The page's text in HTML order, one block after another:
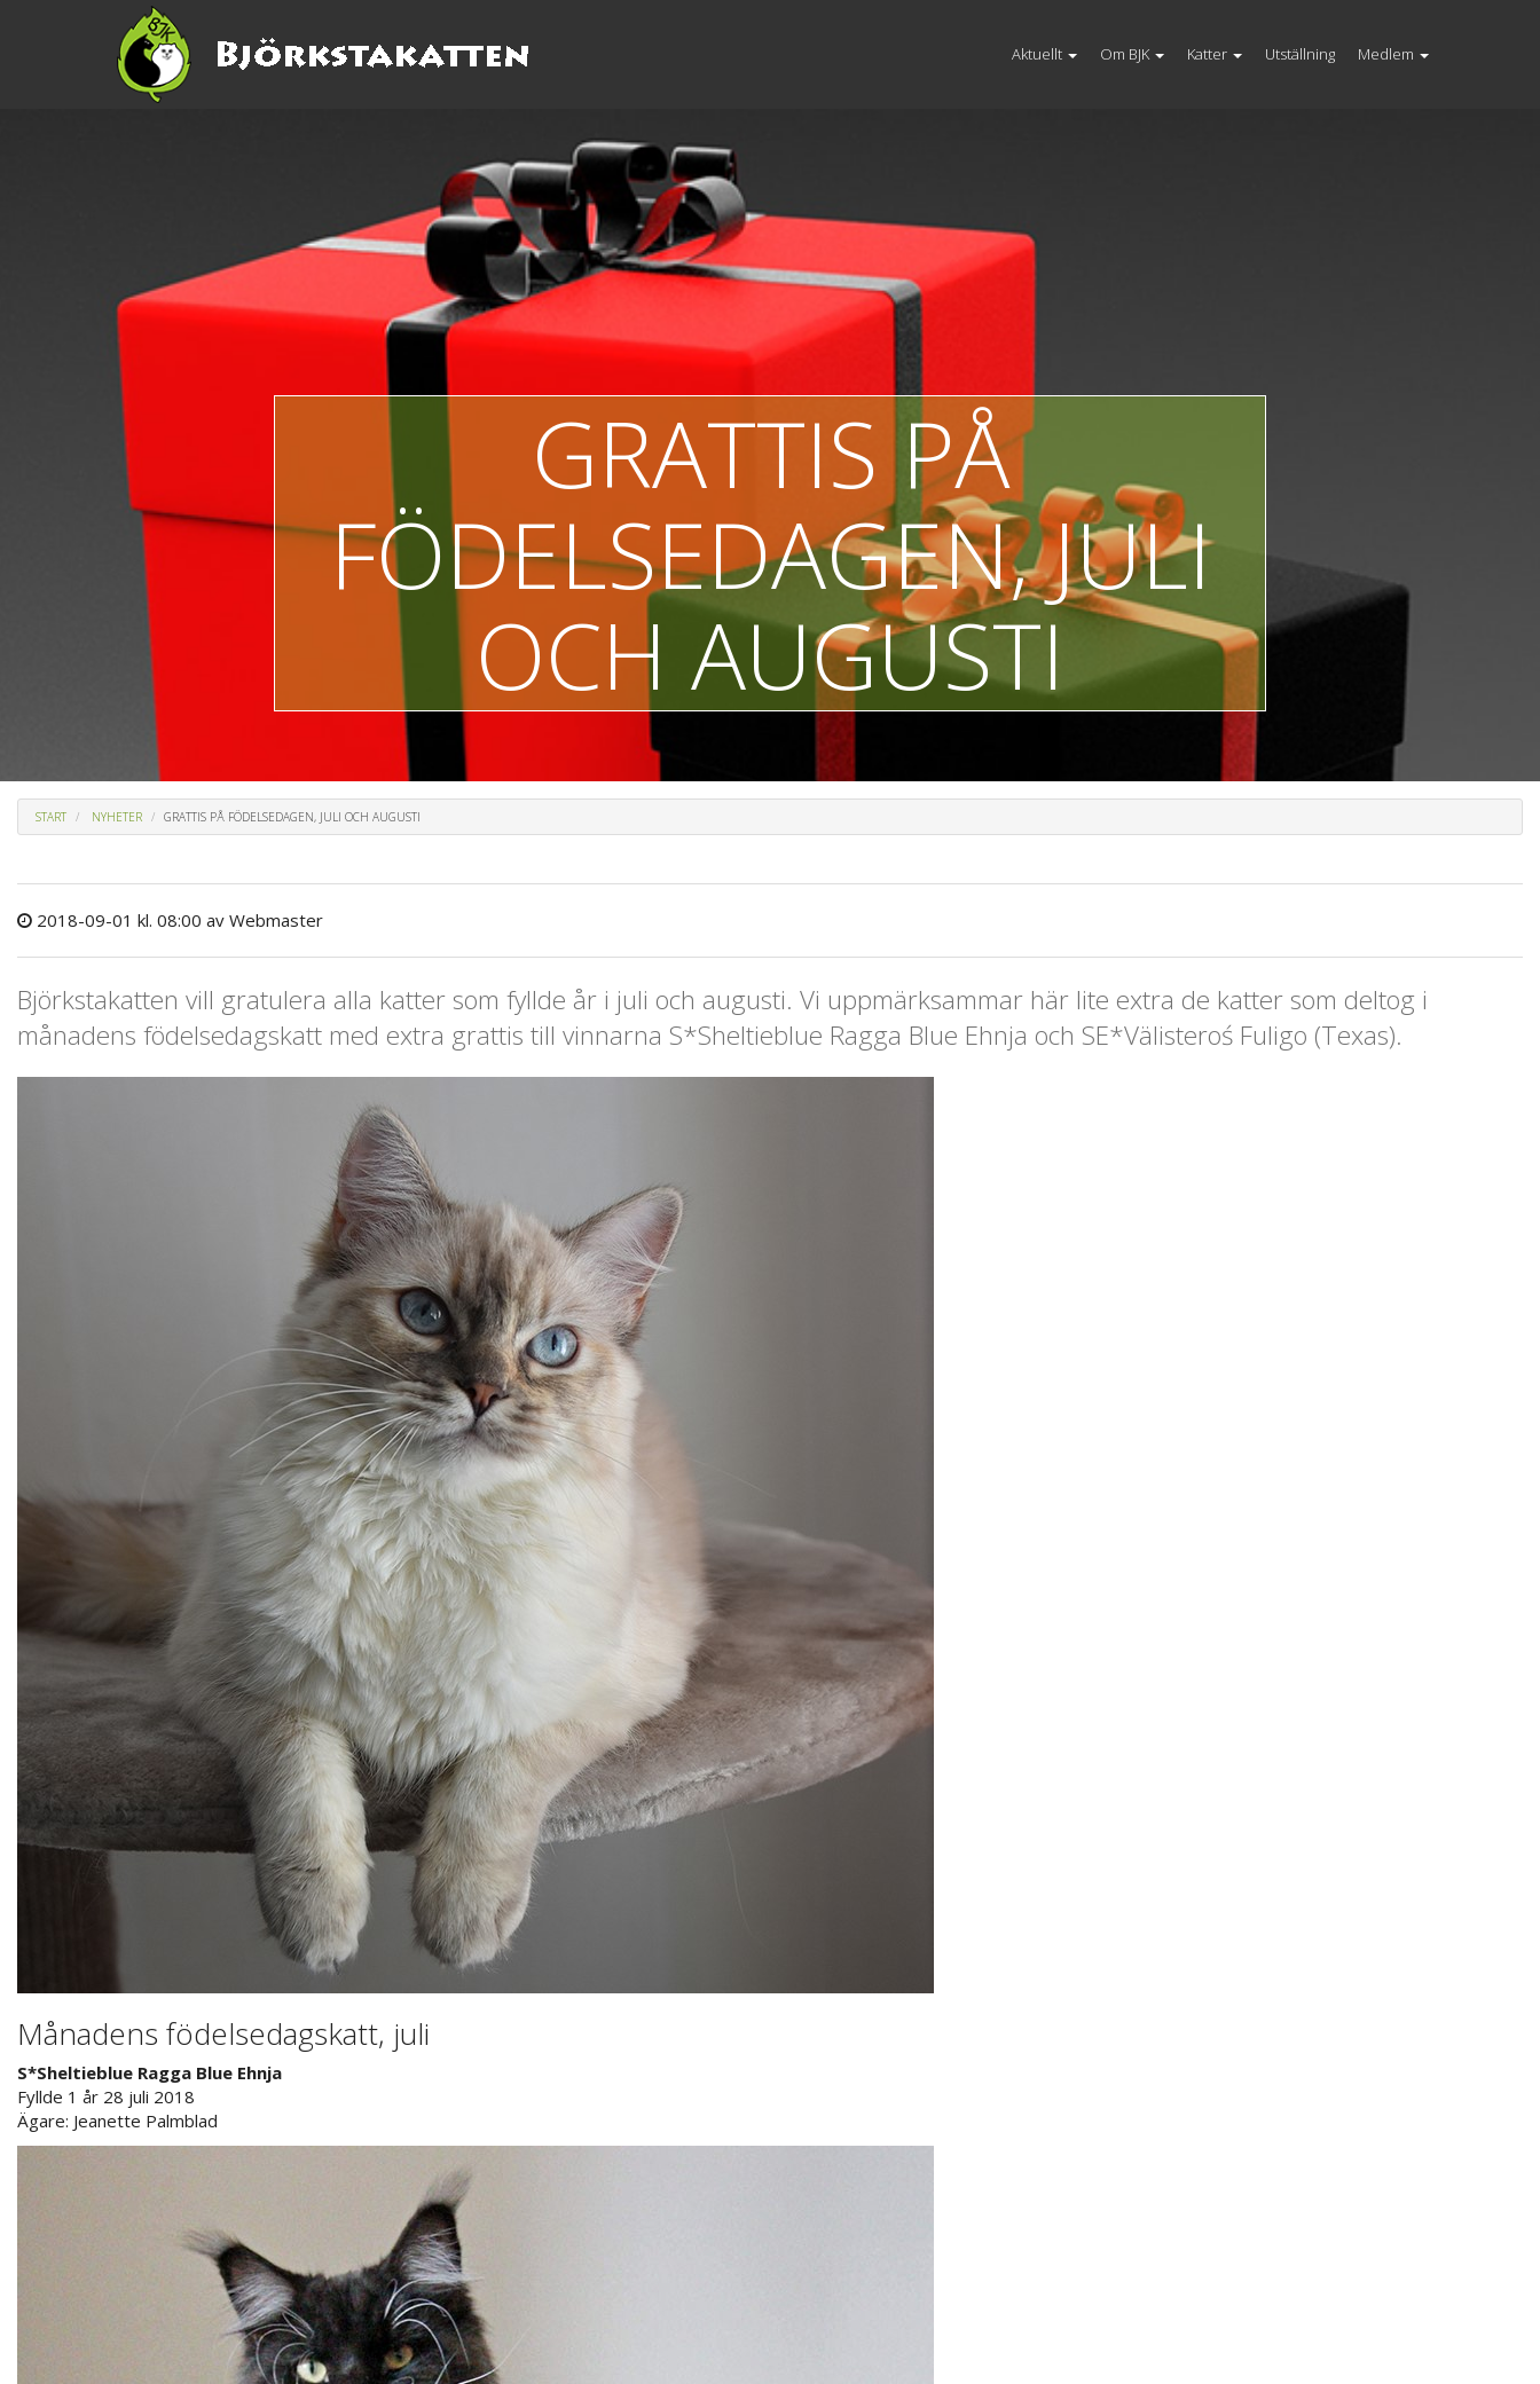
Aktuellt Om BJK Katter Utställning Medlem
GRATTIS PÅ
FÖDELSEDAGEN, JULI
OCH AUGUSTI
START NYHETER GRATTIS PÅ FÖDELSEDAGEN, JULI OCH AUGUSTI
2018-09-01 kl. 08:00 av Webmaster
Björkstakatten vill gratulera alla katter som fyllde år i juli och augusti. Vi uppmärksammar här lite extra de katter som deltog i
månadens födelsedagskatt med extra grattis till vinnarna S*Sheltieblue Ragga Blue Ehnja och SE*Välisteroś Fuligo (Texas).
Månadens födelsedagskatt, juli
S*Sheltieblue Ragga Blue Ehnja
Fyllde 1 år 28 juli 2018
Ägare: Jeanette Palmblad